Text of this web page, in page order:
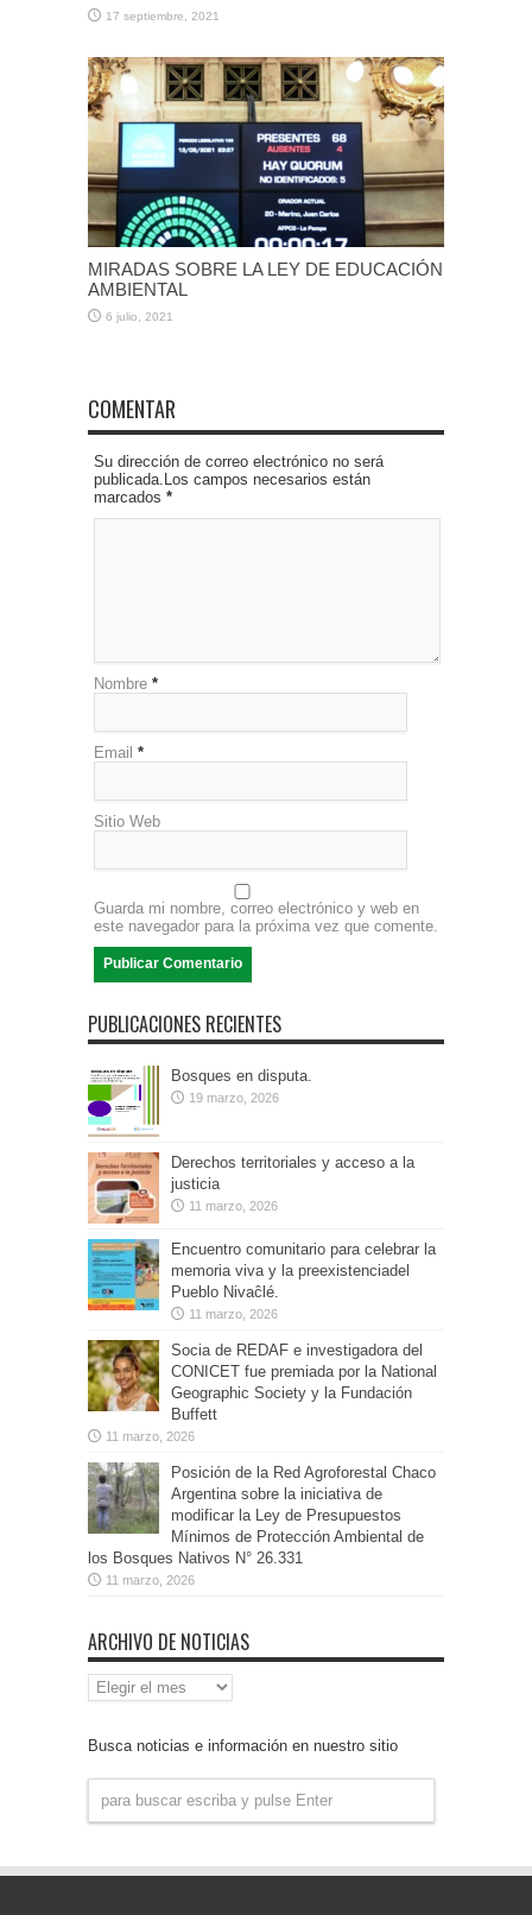
17 septiembre, 2021
MIRADAS SOBRE LA LEY DE EDUCACIÓN
AMBIENTAL
6 julio, 2021
COMENTAR
Su dirección de correo electrónico no será
publicada.Los campos necesarios están
marcados *
Nombre *
Email *
Sitio Web
Guarda mi nombre, correo electrónico y web en
este navegador para la próxima vez que comente.
PUBLICACIONES RECIENTES
Bosques en disputa.
19 marzo, 2026
Derechos territoriales y acceso a la
justicia
11 marzo, 2026
Encuentro comunitario para celebrar la
memoria viva y la preexistenciadel
Pueblo Nivaĉlé.
11 marzo, 2026
Socia de REDAF e investigadora del
CONICET fue premiada por la National
Geographic Society y la Fundación
Buffett
11 marzo, 2026
Posición de la Red Agroforestal Chaco
Argentina sobre la iniciativa de
modificar la Ley de Presupuestos
Mínimos de Protección Ambiental de
los Bosques Nativos N° 26.331
11 marzo, 2026
ARCHIVO DE NOTICIAS
Archivo
de
Busca noticias e información en nuestro sitio